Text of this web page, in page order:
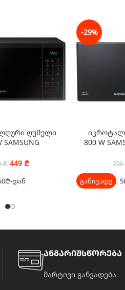
ღუმელი
SAMSUNG
₾ 449 ₾
დან
-29%
800 W
700
განივადე
ანგარიშსწორება
მარტივი განვადება